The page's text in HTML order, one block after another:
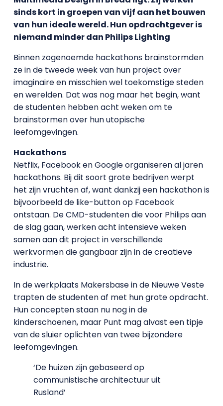
sinds kort in groepen van vijf aan het bouwen
van hun ideale wereld. Hun opdrachtgever is
niemand minder dan Philips Lighting
Binnen zogenoemde hackathons brainstormden
ze in de tweede week van hun project over
imaginaire en misschien wel toekomstige steden
en werelden. Dat was nog maar het begin, want
de studenten hebben acht weken om te
brainstormen over hun utopische
leefomgevingen.
Hackathons
Netflix, Facebook en Google organiseren al jaren
hackathons. Bij dit soort grote bedrijven werpt
het zijn vruchten af, want dankzij een hackathon is
bijvoorbeeld de like-button op Facebook
ontstaan. De CMD-studenten die voor Philips aan
de slag gaan, werken acht intensieve weken
samen aan dit project in verschillende
werkvormen die gangbaar zijn in de creatieve
industrie.
In de werkplaats Makersbase in de Nieuwe Veste
trapten de studenten af met hun grote opdracht.
Hun concepten staan nu nog in de
kinderschoenen, maar Punt mag alvast een tipje
van de sluier oplichten van twee bijzondere
leefomgevingen.
‘De huizen zijn gebaseerd op
communistische architectuur uit
Rusland’